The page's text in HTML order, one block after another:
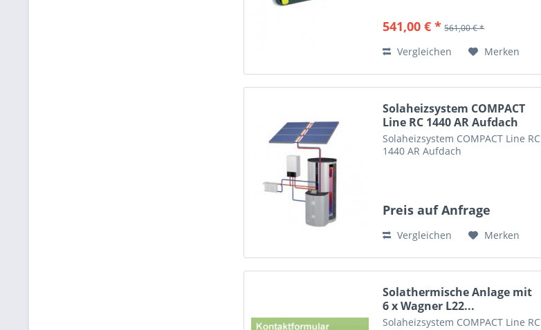
bar, Betriebstemperatur max. 225
541,00 € * 561,00 € *
Vergleichen Merken
Solaheizsystem COMPACT
Line RC 1440 AR Aufdach
Solaheizsystem COMPACT Line RC
1440 AR Aufdach
Preis auf Anfrage
Vergleichen Merken
Solathermische Anlage mit
6 x Wagner L22...
Solaheizsystem COMPACT Line RC